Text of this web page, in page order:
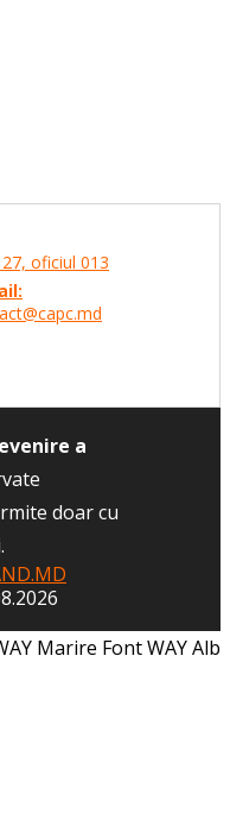
oficiul 013
a
doar cu
Marire Font WAYAlb